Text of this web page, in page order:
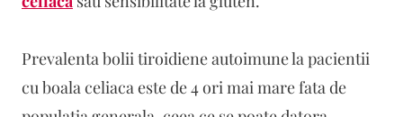
Prevalenta bolii tiroidiene autoimune la pacientii
cu boala celiaca este de 4 ori mai mare fata de